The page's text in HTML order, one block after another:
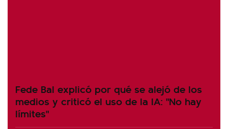
Fede Bal explicó por qué se alejó de los
medios y criticó el uso de la IA: "No hay
límites"